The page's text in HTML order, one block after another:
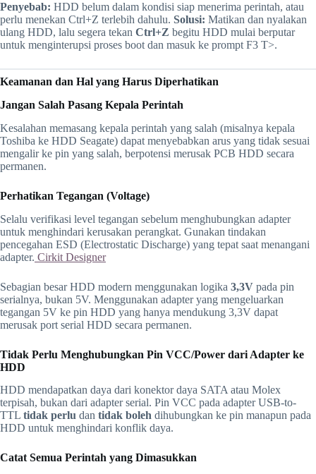
Penyebab: HDD belum dalam kondisi siap menerima perintah, atau
perlu menekan Ctrl+Z terlebih dahulu. Solusi: Matikan dan nyalakan
ulang HDD, lalu segera tekan Ctrl+Z begitu HDD mulai berputar
untuk menginterupsi proses boot dan masuk ke prompt F3 T>.
Keamanan dan Hal yang Harus Diperhatikan
Jangan Salah Pasang Kepala Perintah
Kesalahan memasang kepala perintah yang salah (misalnya kepala
Toshiba ke HDD Seagate) dapat menyebabkan arus yang tidak sesuai
mengalir ke pin yang salah, berpotensi merusak PCB HDD secara
permanen.
Perhatikan Tegangan (Voltage)
Selalu verifikasi level tegangan sebelum menghubungkan adapter
untuk menghindari kerusakan perangkat. Gunakan tindakan
pencegahan ESD (Electrostatic Discharge) yang tepat saat menangani
adapter. Cirkit Designer
Sebagian besar HDD modern menggunakan logika 3,3V pada pin
serialnya, bukan 5V. Menggunakan adapter yang mengeluarkan
tegangan 5V ke pin HDD yang hanya mendukung 3,3V dapat
merusak port serial HDD secara permanen.
Tidak Perlu Menghubungkan Pin VCC/Power dari Adapter ke
HDD
HDD mendapatkan daya dari konektor daya SATA atau Molex
terpisah, bukan dari adapter serial. Pin VCC pada adapter USB-to-
TTL tidak perlu dan tidak boleh dihubungkan ke pin manapun pada
HDD untuk menghindari konflik daya.
Catat Semua Perintah yang Dimasukkan